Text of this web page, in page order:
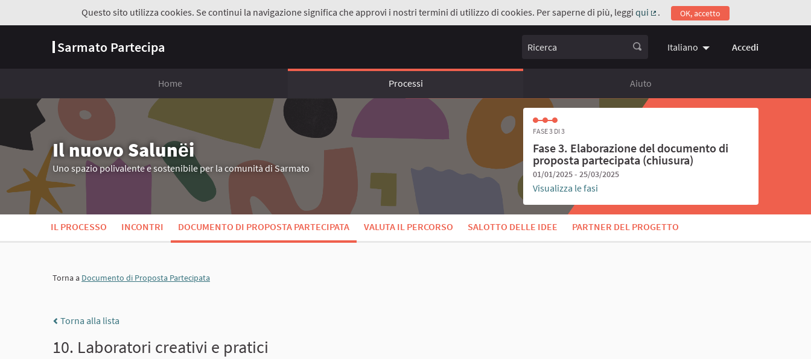
Questo sito utilizza cookies. Se continui la navigazione significa che approvi i nostri termini di utilizzo di cookies. Per saperne di più, leggi qui
(Collegamento esterno)
. OK, accetto
Sarmato Partecipa Ricerca Italiano Choose language
Accedi
Home Processi Aiuto
Il nuovo Salunёi
Uno spazio polivalente e sostenibile per la comunità di Sarmato
FASE 3 DI 3
Fase 3. Elaborazione del documento di
proposta partecipata (chiusura)
01/01/2025 - 25/03/2025
Visualizza le fasi
IL PROCESSO INCONTRI DOCUMENTO DI PROPOSTA PARTECIPATA VALUTA IL PERCORSO SALOTTO DELLE IDEE PARTNER DEL PROGETTO
Torna a Documento di Proposta Partecipata
Torna alla lista
10. Laboratori creativi e pratici